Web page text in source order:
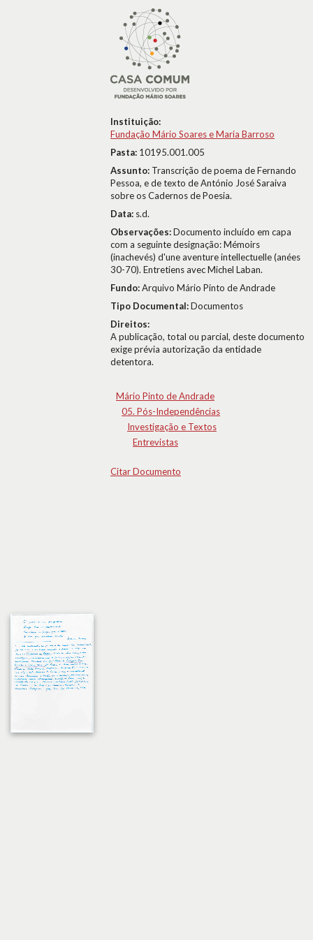
Instituição:
Fundação Mário Soares e Maria Barroso
Pasta: 10195.001.005
Assunto: Transcrição de poema de Fernando
Pessoa, e de texto de António José Saraiva
sobre os Cadernos de Poesia.
Data: s.d.
Observações:Documento incluído em capa
com a seguinte designação: Mémoirs
(inachevés) d'une aventure intellectuelle (anées
30-70). Entretiens avec Michel Laban.
Fundo:Arquivo Mário Pinto de Andrade
Tipo Documental:Documentos
Direitos:
A publicação, total ou parcial, deste documento
exige prévia autorização da entidade
detentora.
Mário Pinto de Andrade
05. Pós-Independências
Investigação e Textos
Entrevistas
Citar Documento